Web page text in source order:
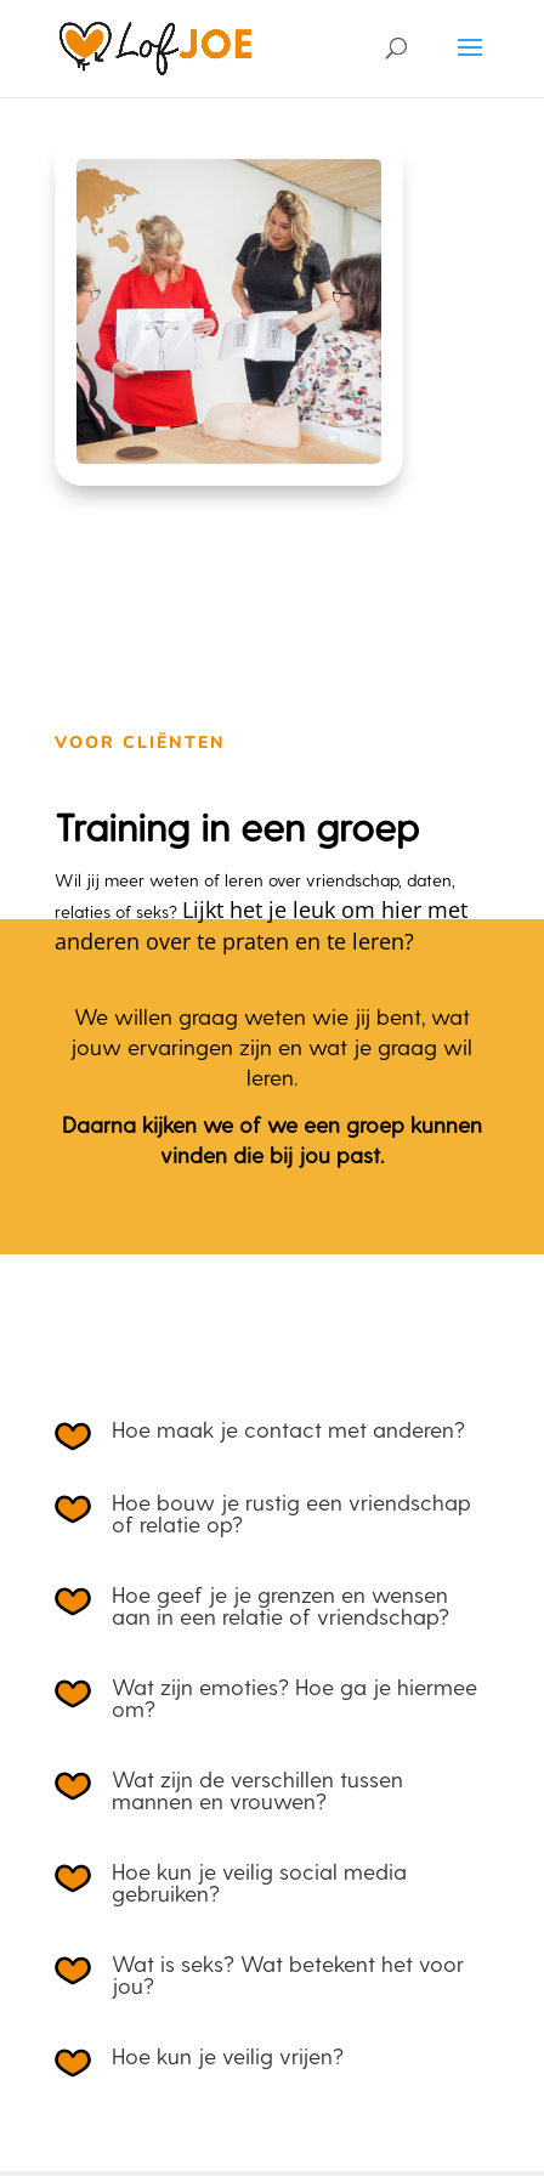
VOOR CLIËNTEN
Training in een groep
Wil jij meer weten of leren over vriendschap, daten,
relaties of seks? Lijkt het je leuk om hier met
anderen over te praten en te leren?
We willen graag weten wie jij bent, wat
jouw ervaringen zijn en wat je graag wil
leren.
Daarna kijken we of we een groep kunnen
vinden die bij jou past.
Hoe maak je contact met anderen?
Hoe bouw je rustig een vriendschap
of relatie op?
Hoe geef je je grenzen en wensen
aan in een relatie of vriendschap?
Wat zijn emoties? Hoe ga je hiermee
om?
Wat zijn de verschillen tussen
mannen en vrouwen?
Hoe kun je veilig social media
gebruiken?
Wat is seks? Wat betekent het voor
jou?
Hoe kun je veilig vrijen?